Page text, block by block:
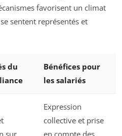
favorisent un climat
sentent représentés et
du
Bénéfices pour
les salariés
sur
Expression
collective et prise
en compte des